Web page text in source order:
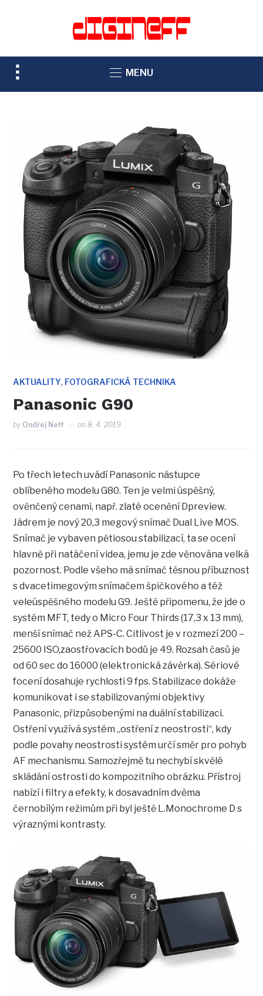
TOGGLE
SIDEBAR
MENU
AKTUALITY, FOTOGRAFICKÁ TECHNIKA
Panasonic G90
by Ondřej Neff on8. 4. 2019
Po třech letech uvádí Panasonic nástupce
oblíbeného modelu G80. Ten je velmi úspěšný,
ověnčený cenami, např. zlaté ocenění Dpreview.
Jádrem je nový 20,3 megový snímač Dual Live MOS.
Snímač je vybaven pětiosou stabilizací, ta se ocení
hlavně při natáčení videa, jemu je zde věnována velká
pozornost. Podle všeho má snímač těsnou příbuznost
s dvacetimegovým snímačem špičkového a též
veleúspěšného modelu G9. Ještě připomenu, že jde o
systém MFT, tedy o Micro Four Thirds (17,3 x 13 mm),
menší snímač než APS-C. Citlivost je v rozmezí 200 –
25600 ISO,zaostřovacích bodů je 49. Rozsah časů je
od 60 sec do 16000 (elektronická závěrka). Sériové
focení dosahuje rychlosti 9 fps. Stabilizace dokáže
komunikovat i se stabilizovanými objektivy
Panasonic, přizpůsobenými na duální stabilizaci.
Ostření využívá systém „ostření z neostrosti“, kdy
podle povahy neostrosti systém určí směr pro pohyb
AF mechanismu. Samozřejmě tu nechybí skvělé
skládání ostrosti do kompozitního obrázku. Přístroj
nabízí i filtry a efekty, k dosavadním dvěma
černobílým režimům při byl ještě L.Monochrome D s
výraznými kontrasty.